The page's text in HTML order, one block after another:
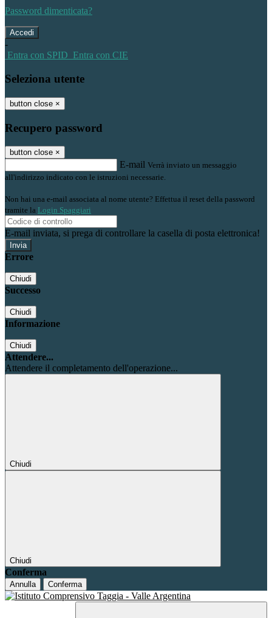
Password dimenticata?
-
Entra con SPID Entra con CIE
Seleziona utente
button close ×
Recupero password
button close ×
E-mail Verrà inviato un messaggio
all'indirizzo indicato con le istruzioni necessarie.
Non hai una e-mail associata al nome utente? Effettua il reset della password
tramite la Login Spaggiari
E-mail inviata, si prega di controllare la casella di posta elettronica!
Errore
Chiudi
Successo
Chiudi
Informazione
Chiudi
Attendere...
Attendere il completamento dell'operazione...
Chiudi
Chiudi
Conferma
Annulla Conferma